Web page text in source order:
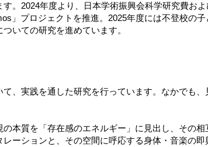
。2024年度より、日本学術振興会科学研究費お
」プロジェクトを推進。2025年度には不登校の
いての研究を進めています。
て、実践を通した研究を行っています。なかで
本質を「存在感のエネルギー」に見出し、その
ーションと、その空間に呼応する身体・音楽の